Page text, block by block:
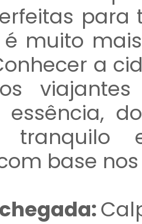
é muito
a
essência,
base